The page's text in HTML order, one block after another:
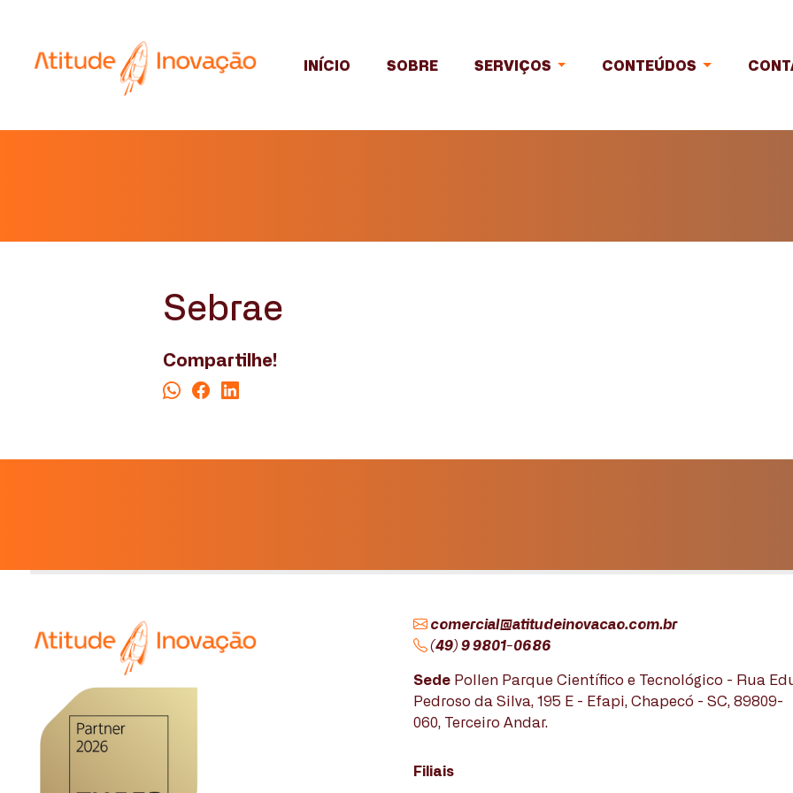
INÍCIO SOBRE SERVIÇOS CONTEÚDOS
Sebrae
Compartilhe!
comercial@atitudeinovacao.com.br
(49) 9 9801-0686
Sede Pollen Parque Científico e Tecnológico - Rua
Pedroso da Silva, 195 E - Efapi, Chapecó - SC, 89809-
060, Terceiro Andar.
Filiais